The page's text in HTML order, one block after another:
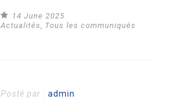
14 June 2025
Actualités
Tous les communiqués
Posté par :admin